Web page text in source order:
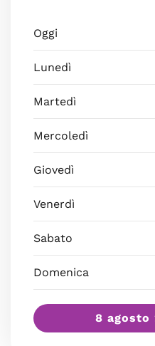
Oggi
Lunedì
Martedì
Mercoledì
Giovedì
Venerdì
Sabato
Domenica
8 agosto